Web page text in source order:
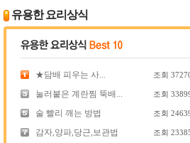
유용한 요리상식
★담배 피우는 사... 조회
눌러붙은 계란찜 뚝배... 조회
술 빨리 깨는 방법 조회
감자,양파,당근,보관법 조회